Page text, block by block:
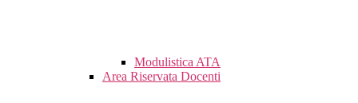
Modulistica ATA
Area Riservata Docenti